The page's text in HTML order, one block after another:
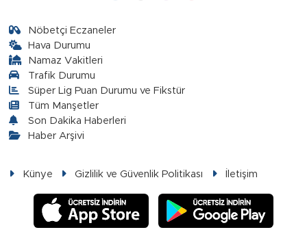
Nöbetçi Eczaneler
Hava Durumu
Namaz Vakitleri
Trafik Durumu
Süper Lig Puan Durumu ve Fikstür
Tüm Manşetler
Son Dakika Haberleri
Haber Arşivi
Künye Gizlilik ve Güvenlik Politikası İletişim